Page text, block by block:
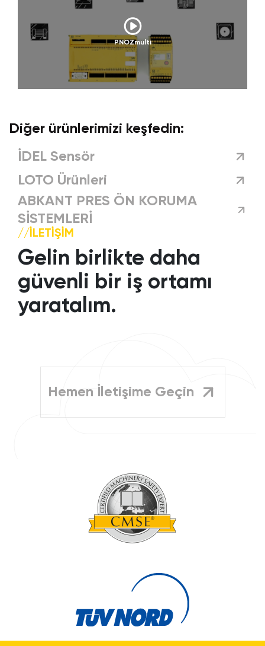
PNOZmulti
Diğer ürünlerimizi keşfedin:
İDEL Sensör
LOTO Ürünleri
ABKANT PRES ÖN KORUMA
SİSTEMLERİ
//İLETIŞIM
Gelin birlikte daha
güvenli bir iş ortamı
yaratalım.
Hemen İletişime Geçin